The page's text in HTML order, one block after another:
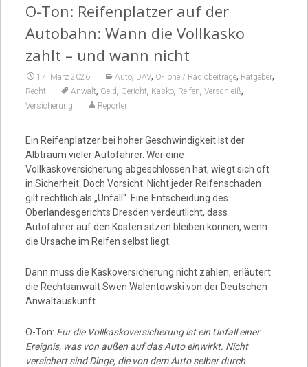
O-Ton: Reifenplatzer auf der
Autobahn: Wann die Vollkasko
zahlt – und wann nicht
17. März 2026 Auto, DAV, O-Töne / Radiobeiträge, Ratgeber,
Recht Anwalt, Geld, Gericht, Kasko, Reifen, Verschleiß,
Versicherung Reporter
Ein Reifenplatzer bei hoher Geschwindigkeit ist der
Albtraum vieler Autofahrer. Wer eine
Vollkaskoversicherung abgeschlossen hat, wiegt sich oft
in Sicherheit. Doch Vorsicht: Nicht jeder Reifenschaden
gilt rechtlich als „Unfall“. Eine Entscheidung des
Oberlandesgerichts Dresden verdeutlicht, dass
Autofahrer auf den Kosten sitzen bleiben können, wenn
die Ursache im Reifen selbst liegt.
Dann muss die Kaskoversicherung nicht zahlen, erläutert
die Rechtsanwalt Swen Walentowski von der Deutschen
Anwaltauskunft.
O-Ton: Für die Vollkaskoversicherung ist ein Unfall einer
Ereignis, was von außen auf das Auto einwirkt. Nicht
versichert sind Dinge, die von dem Auto selber durch